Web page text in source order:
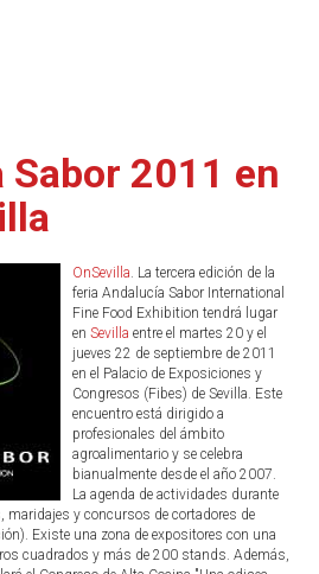
2011 en
OnSevilla. La tercera edición de la
feria Andalucía Sabor International
Fine Food Exhibition tendrá lugar
en Sevilla entre el martes 20 y el
jueves 22 de septiembre de 2011
en el Palacio de Exposiciones y
Congresos (Fibes) de Sevilla. Este
encuentro está dirigido a
profesionales del ámbito
agroalimentario y se celebra
bianualmente desde el año 2007.
La agenda de actividades durante
y concursos de cortadores de
Existe una zona de expositores con una
cuadrados y más de 200 stands. Además,